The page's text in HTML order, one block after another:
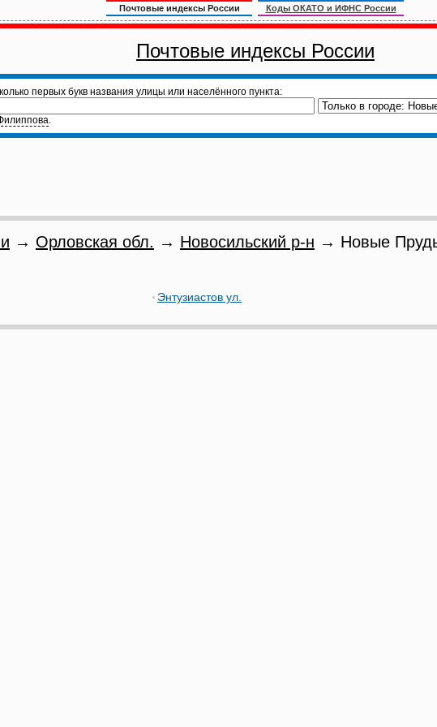
Почтовые индексы России Коды ОКАТО и ИФНС России
Почтовые индексы России
первых букв названия улицы или населённого пункта:
.
→ Орловская обл. → Новосильский р-н → Новые
Энтузиастов ул.